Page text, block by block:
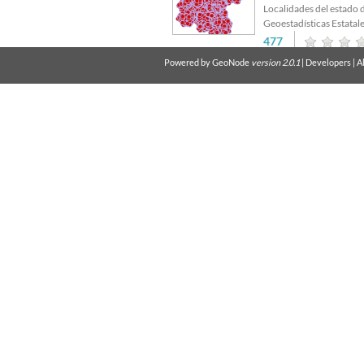
Localidades del estado
Geoestadísticas
477
Average rating
Polígonos de
Powered byGeoNode version 2.0.1 | Developers |